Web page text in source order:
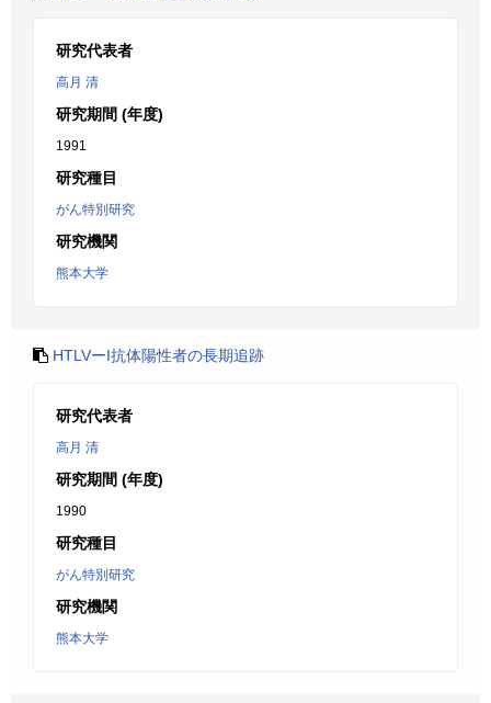
研究代表者
高月 清
研究期間 (年度)
1991
研究種目
がん特別研究
研究機関
熊本大学
HTLVーI抗体陽性者の長期追跡
研究代表者
高月 清
研究期間 (年度)
1990
研究種目
がん特別研究
研究機関
熊本大学